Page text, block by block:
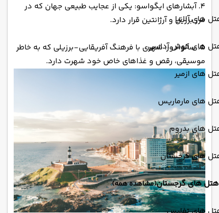
های آلانیا
های کوش آداسی
های ازمیر
های مارماریس
های بدروم
های گرجستان
هتل های گرجستان(مشاهده همه)
4. آبشارهای ایگواسو: یکی از عجایب طبیعی جهان که در
مرز برزیل و آرژانتین قرار دارد.
5. سالوادور: شهری با فرهنگ آفریقایی-برزیلی که به خاطر
موسیقی، رقص و غذاهای خاص خود شهرت دارد.